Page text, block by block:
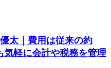
太｜費用は従来の約
気軽に会計や税務を管理